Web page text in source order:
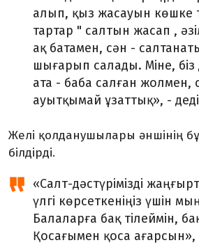
алып, қыз жасауын көшке
тартар " салтын жасап ,
ақ батамен, сән -
шығарып салады. Міне,
ата - баба салған жолмен,
ауытқымай ұзаттық», -
Желі қолданушылары әншінің
білдірді.
«Салт-дәстүрімізді
үлгі көрсеткеніңіз үшін
Балаларға бақ тілеймін,
Қосағымен қоса